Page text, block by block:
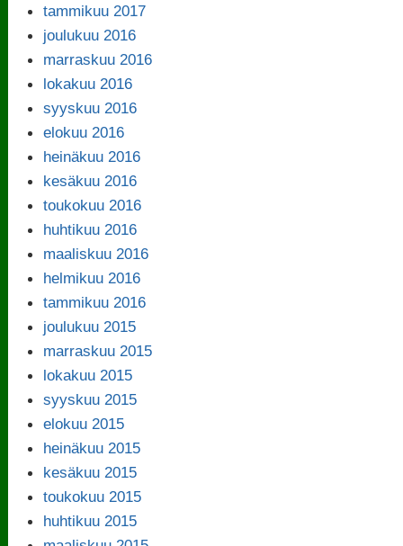
tammikuu 2017
joulukuu 2016
marraskuu 2016
lokakuu 2016
syyskuu 2016
elokuu 2016
heinäkuu 2016
kesäkuu 2016
toukokuu 2016
huhtikuu 2016
maaliskuu 2016
helmikuu 2016
tammikuu 2016
joulukuu 2015
marraskuu 2015
lokakuu 2015
syyskuu 2015
elokuu 2015
heinäkuu 2015
kesäkuu 2015
toukokuu 2015
huhtikuu 2015